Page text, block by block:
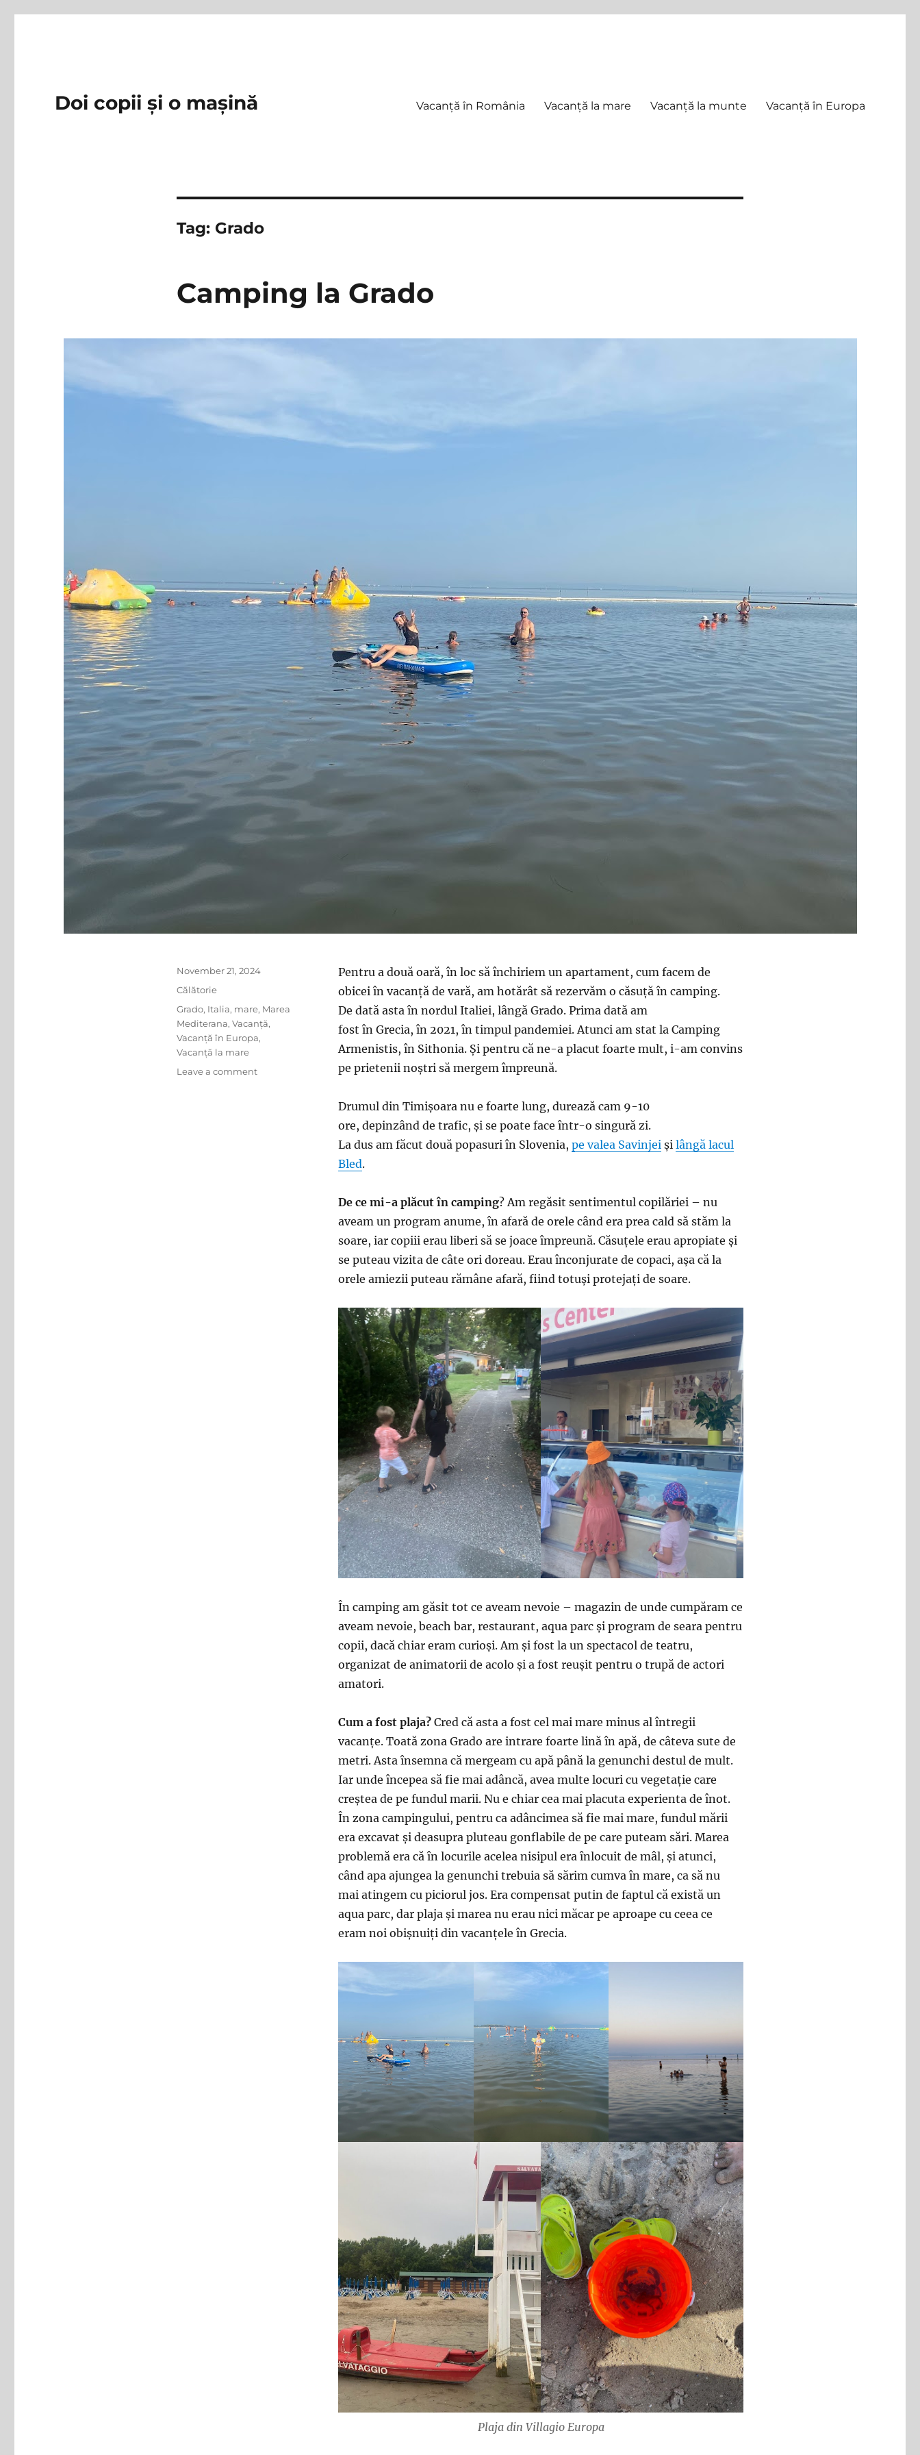
Doi copii și o mașină Vacanță în România Vacanță la mare Vacanță la munte Vacanță în Europa
Tag: Grado
Camping la Grado
Pentru a două oară, în loc să închiriem un apartament, cum facem de
obicei în vacanță de vară, am hotărât să rezervăm o căsuță în camping.
De dată asta în nordul Italiei, lângă Grado. Prima dată am
fost în Grecia, în 2021, în timpul pandemiei. Atunci am stat la Camping
Armenistis, în Sithonia. Și pentru că ne-a placut foarte mult, i-am convins
pe prietenii noștri să mergem împreună.
Drumul din Timișoara nu e foarte lung, durează cam 9-10
ore, depinzând de trafic, și se poate face într-o singură zi.
La dus am făcut două popasuri în Slovenia,pe valea Savinjei șilângă lacul
Bled.
De ce mi-a plăcut în camping? Am regăsit sentimentul copilăriei – nu
aveam un program anume, în afară de orele când era prea cald să stăm la
soare, iar copiii erau liberi să se joace împreună. Căsuțele erau apropiate și
se puteau vizita de câte ori doreau. Erau înconjurate de copaci, așa că la
orele amiezii puteau rămâne afară, fiind totuși protejați de soare.
În camping am găsit tot ce aveam nevoie – magazin de unde cumpăram ce
aveam nevoie, beach bar, restaurant, aqua parc și program de seara pentru
copii, dacă chiar eram curioși. Am și fost la un spectacol de teatru,
organizat de animatorii de acolo și a fost reușit pentru o trupă de actori
amatori.
Cum a fost plaja? Cred că asta a fost cel mai mare minus al întregii
vacanțe. Toată zona Grado are intrare foarte lină în apă, de câteva sute de
metri. Asta însemna că mergeam cu apă până la genunchi destul de mult.
Iar unde începea să fie mai adâncă, avea multe locuri cu vegetație care
creștea de pe fundul marii. Nu e chiar cea mai placuta experienta de înot.
În zona campingului, pentru ca adâncimea să fie mai mare, fundul mării
era excavat și deasupra pluteau gonflabile de pe care puteam sări. Marea
problemă era că în locurile acelea nisipul era înlocuit de mâl, și atunci,
când apa ajungea la genunchi trebuia să sărim cumva în mare, ca să nu
mai atingem cu piciorul jos. Era compensat putin de faptul că există un
aqua parc, dar plaja și marea nu erau nici măcar pe aproape cu ceea ce
eram noi obișnuiți din vacanțele în Grecia.
Plaja din Villagio Europa
Posted
on
November 21, 2024
Categories
Călătorie
Tags
Grado, Italia, mare, Marea
Mediterana, Vacanță,
Vacanță în Europa,
Vacanță la mare
Leave a commenton